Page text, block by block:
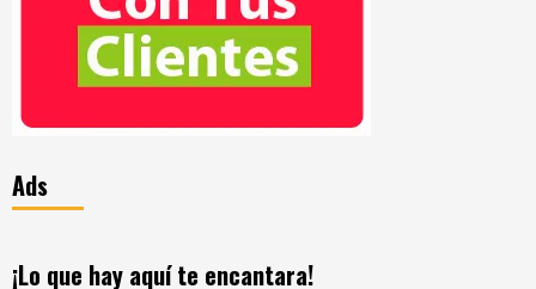
Ads
¡Lo que hay aquí te encantara!